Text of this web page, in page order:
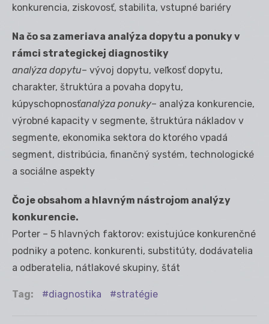
konkurencia, ziskovosť, stabilita, vstupné bariéry
Na čo sa zameriava analýza dopytu a ponuky v
rámci strategickej diagnostiky
analýza dopytu– vývoj dopytu, veľkosť dopytu,
charakter, štruktúra a povaha dopytu,
kúpyschopnosťanalýza ponuky– analýza konkurencie,
výrobné kapacity v segmente, štruktúra nákladov v
segmente, ekonomika sektora do ktorého vpadá
segment, distribúcia, finančný systém, technologické
a sociálne aspekty
Čo je obsahom a hlavným nástrojom analýzy
konkurencie.
Porter – 5 hlavných faktorov: existujúce konkurenčné
podniky a potenc. konkurenti, substitúty, dodávatelia
a odberatelia, nátlakové skupiny, štát
Tag: diagnostika stratégie